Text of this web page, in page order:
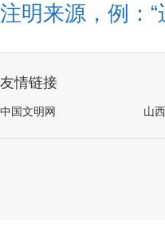
注明来源，例：“
友情链接
中国文明网 山